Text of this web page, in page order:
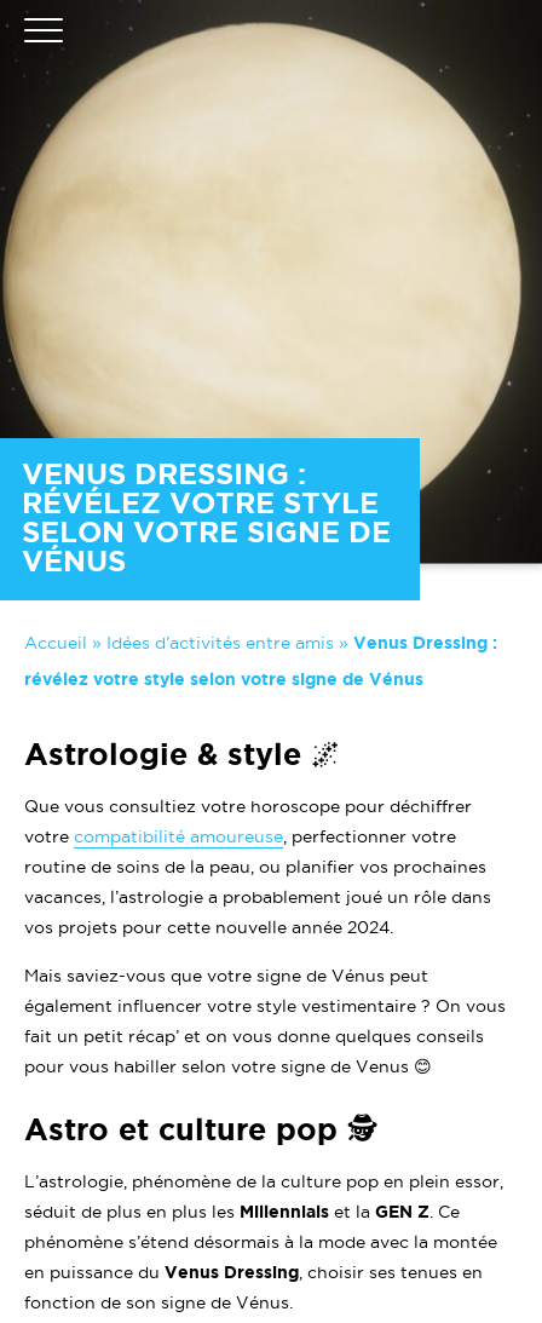
VENUS DRESSING :
RÉVÉLEZ VOTRE STYLE
SELON VOTRE SIGNE DE
VÉNUS
Accueil » Idées d’activités entre amis » Venus Dressing :
révélez votre style selon votre signe de Vénus
Astrologie & style ️🌌
Que vous consultiez votre horoscope pour déchiffrer
votre compatibilité amoureuse , perfectionner votre
routine de soins de la peau, ou planifier vos prochaines
vacances, l’astrologie a probablement joué un rôle dans
vos projets pour cette nouvelle année 2024.
Mais saviez-vous que votre signe de Vénus peut
également influencer votre style vestimentaire ? On vous
fait un petit récap’ et on vous donne quelques conseils
pour vous habiller selon votre signe de Venus 😊
Astro et culture pop 🕵️
L’astrologie, phénomène de la culture pop en plein essor,
séduit de plus en plus les Millennials et la GEN Z . Ce
phénomène s’étend désormais à la mode avec la montée
en puissance du Venus Dressing , choisir ses tenues en
fonction de son signe de Vénus.